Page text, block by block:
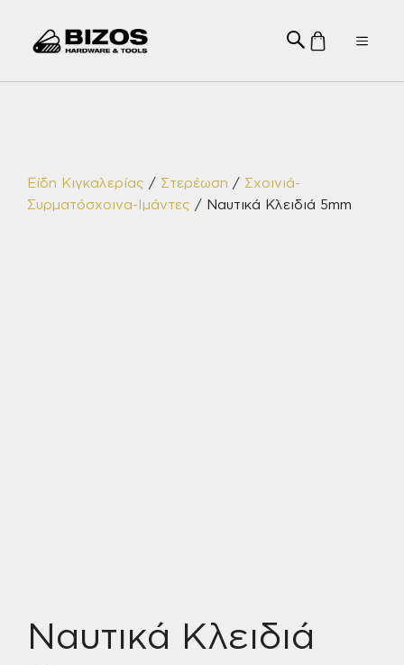
Menu
Είδη Κιγκαλερίας / Στερέωση / Σχοινιά-
Συρματόσχοινα-Ιμάντες / Ναυτικά Κλειδιά 5mm
Ναυτικά Κλειδιά